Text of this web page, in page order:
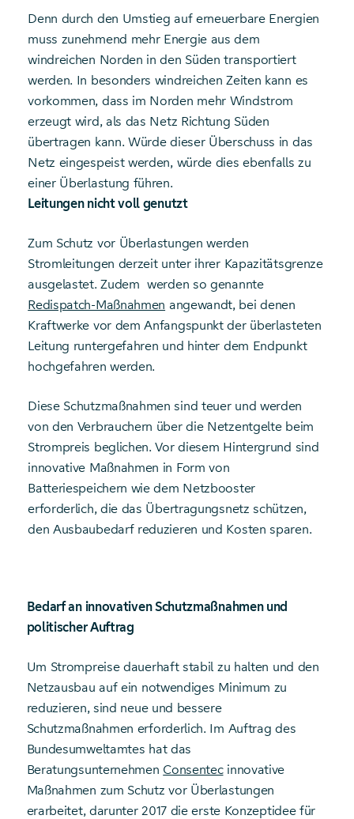
Denn durch den Umstieg auf erneuerbare Energien
muss zunehmend mehr Energie aus dem
windreichen Norden in den Süden transportiert
werden. In besonders windreichen Zeiten kann es
vorkommen, dass im Norden mehr Windstrom
erzeugt wird, als das Netz Richtung Süden
übertragen kann. Würde dieser Überschuss in das
Netz eingespeist werden, würde dies ebenfalls zu
einer Überlastung führen.
Leitungen nicht voll genutzt
Zum Schutz vor Überlastungen werden
Stromleitungen derzeit unter ihrer Kapazitätsgrenze
ausgelastet. Zudem werden so genannte
Redispatch-Maßnahmen angewandt, bei denen
Kraftwerke vor dem Anfangspunkt der überlasteten
Leitung runtergefahren und hinter dem Endpunkt
hochgefahren werden.
Diese Schutzmaßnahmen sind teuer und werden
von den Verbrauchern über die Netzentgelte beim
Strompreis beglichen. Vor diesem Hintergrund sind
innovative Maßnahmen in Form von
Batteriespeichern wie dem Netzbooster
erforderlich, die das Übertragungsnetz schützen,
den Ausbaubedarf reduzieren und Kosten sparen.
Bedarf an innovativen Schutzmaßnahmen und
politischer Auftrag
Um Strompreise dauerhaft stabil zu halten und den
Netzausbau auf ein notwendiges Minimum zu
reduzieren, sind neue und bessere
Schutzmaßnahmen erforderlich. Im Auftrag des
Bundesumweltamtes hat das
Beratungsunternehmen Consentecinnovative
Maßnahmen zum Schutz vor Überlastungen
erarbeitet, darunter 2017 die erste Konzeptidee für